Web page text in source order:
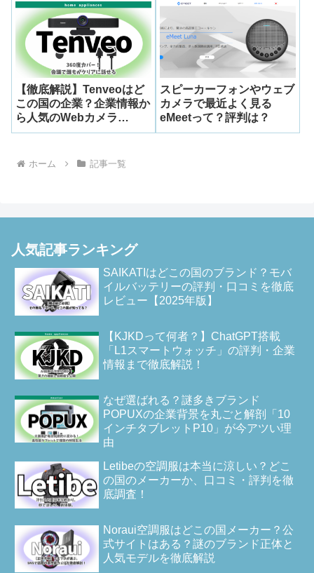
ラ」の実力とは
【徹底解説】Tenveoはど
この国の企業？企業情報か
ら人気のWebカメラ
「TEVO-VA300AA」の評
スピーカーフォンやウェブ
カメラで最近よく見る
eMeetって？評判は？
ホーム 記事一覧
人気記事ランキング
SAIKATIはどこの国のブランド？モバ
イルバッテリーの評判・口コミを徹底
レビュー【2025年版】
【KJKDって何者？】ChatGPT搭載
「L1スマートウォッチ」の評判・企業
情報まで徹底解説！
なぜ選ばれる？謎多きブランド
POPUXの企業背景を丸ごと解剖「10
インチタブレットP10」が今アツい理
由
Letibeの空調服は本当に涼しい？どこ
の国のメーカーか、口コミ・評判を徹
底調査！
Noraui空調服はどこの国メーカー？公
式サイトはある？謎のブランド正体と
人気モデルを徹底解説